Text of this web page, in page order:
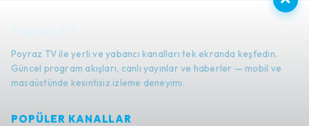
Poyraz TV ile yerli ve yabancı kanalları tek ekranda keşfedin.
Güncel program akışları, canlı yayınlar ve haberler — mobil ve
masaüstünde kesintisiz izleme deneyimi.
POPÜLER KANALLAR